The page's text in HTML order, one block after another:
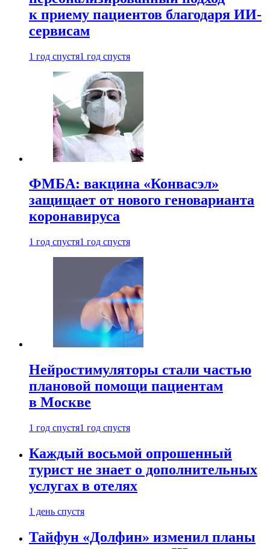
к приему пациентов благодаря ИИ-
сервисам
1 год спустя1 год спустя
ФМБА: вакцина «Конвасэл»
защищает от нового геноварианта
коронавируса
1 год спустя1 год спустя
Нейростимуляторы стали частью
плановой помощи пациентам
в Москве
1 год спустя1 год спустя
Каждый восьмой опрошенный
турист не знает о дополнительных
услугах в отелях
1 день спустя
Тайфун «Долфин» изменил планы